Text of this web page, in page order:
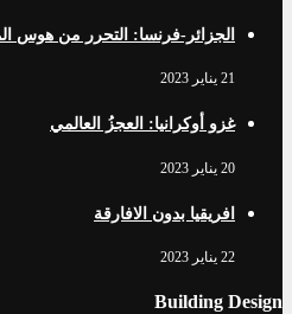
الجزائر-فرنسا: التحرر من هوس
21 يناير 2023
غزو أوكرانيا: العجزُ العالمي
20 يناير 2023
افریقيا بدون الافارقة
22 يناير 2023
Building Design